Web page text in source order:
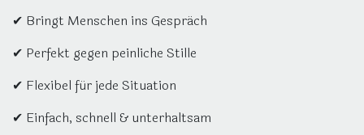
✔ Bringt Menschen ins Gespräch
✔ Perfekt gegen peinliche Stille
✔ Flexibel für jede Situation
✔ Einfach, schnell & unterhaltsam